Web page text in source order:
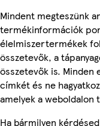
Mindent megteszünk
termékinformációk
élelmiszertermékek
összetevők, a
összetevők is. Minden
címkét és ne
amelyek a weboldalon
Ha bármilyen